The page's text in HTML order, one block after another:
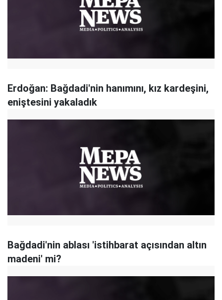
Erdoğan: Bağdadi'nin hanımını, kız kardeşini,
eniştesini yakaladık
Bağdadi'nin ablası 'istihbarat açısından altın
madeni' mi?